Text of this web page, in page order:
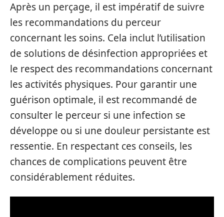
Après un perçage, il est impératif de suivre
les recommandations du perceur
concernant les soins. Cela inclut l’utilisation
de solutions de désinfection appropriées et
le respect des recommandations concernant
les activités physiques. Pour garantir une
guérison optimale, il est recommandé de
consulter le perceur si une infection se
développe ou si une douleur persistante est
ressentie. En respectant ces conseils, les
chances de complications peuvent être
considérablement réduites.